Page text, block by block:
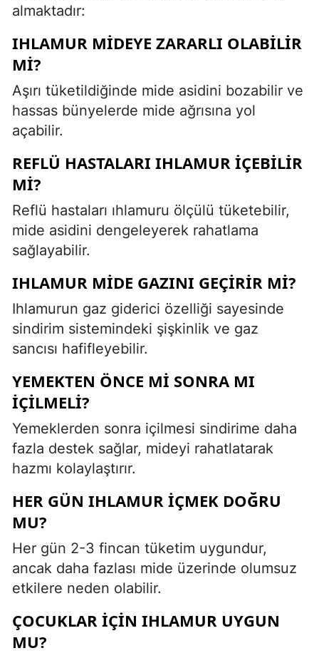
almaktadır:
IHLAMUR MIDEYE ZARARLI OLABILIR
MI?
Aşırı tüketildiğinde mide asidini bozabilir ve
hassas bünyelerde mide ağrısına yol
açabilir.
REFLÜ HASTALARI IHLAMUR IÇEBILIR
MI?
Reflü hastaları ıhlamuru ölçülü tüketebilir,
mide asidini dengeleyerek rahatlama
sağlayabilir.
IHLAMUR MIDE GAZINI GEÇIRIR MI?
Ihlamurun gaz giderici özelliği sayesinde
sindirim sistemindeki şişkinlik ve gaz
sancısı hafifleyebilir.
YEMEKTEN ÖNCE MI SONRA MI
IÇILMELI?
Yemeklerden sonra içilmesi sindirime daha
fazla destek sağlar, mideyi rahatlatarak
hazmı kolaylaştırır.
HER GÜN IHLAMUR IÇMEK DOĞRU
MU?
Her gün 2-3 fincan tüketim uygundur,
ancak daha fazlası mide üzerinde olumsuz
etkilere neden olabilir.
ÇOCUKLAR IÇIN IHLAMUR UYGUN
MU?